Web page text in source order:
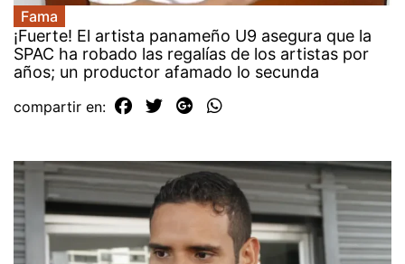
Fama
¡Fuerte! El artista panameño U9 asegura que la
SPAC ha robado las regalías de los artistas por
años; un productor afamado lo secunda
compartir en: